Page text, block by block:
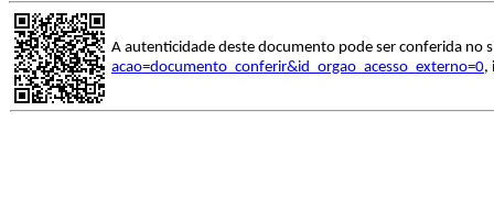
A autenticidade deste documento pode ser conferida no
acao=documento_conferir&id_orgao_acesso_externo=0,